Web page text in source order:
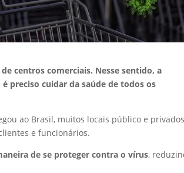
centros comerciais. Nesse sentido, a
preciso cuidar da saúde de todos os
ao Brasil, muitos locais público e privados
e funcionários.
de se proteger contra o vírus,